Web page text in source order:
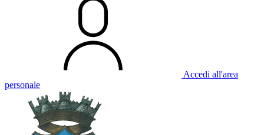
Accedi all'area
personale